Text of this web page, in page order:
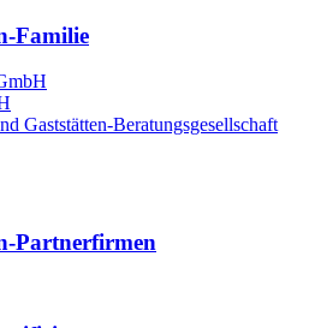
Familie
Gaststätten-Beratungsgesellschaft
Partnerfirmen